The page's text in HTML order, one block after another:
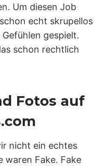
Um diesen Job
echt skrupellos
gespielt.
schon rechtlich
Fotos auf
nicht ein echtes
waren Fake. Fake